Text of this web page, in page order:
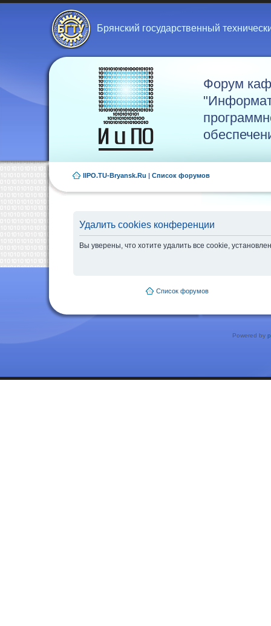
Брянский государственный
Форум
IIPO.TU-Bryansk.Ru | Список форумов
Удалить cookies конференции
Вы уверены, что хотите удалить все cookie,
Список форумов
Powered by